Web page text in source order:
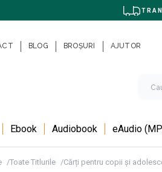
BLOG BROȘURI AJUTOR
Ebook Audiobook eAudio
Toate Titlurile Cărți pentru copii și